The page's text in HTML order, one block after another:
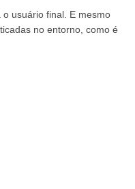
usuário final. E mesmo
no entorno, como é